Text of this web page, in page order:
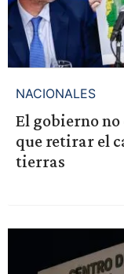
NACIONALES
El gobierno
que retirar el
tierras